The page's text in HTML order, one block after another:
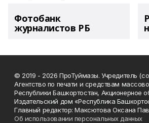
Фотобанк
журналистов РБ
© 2019 - 2026 ПроТуймазы. Учредитель
Агентство по печати и средствам
Республики Башкортостан, Акционерное
Издательский дом «Республика
Главный редактор: Максютова Оксана
Об использовании персональных данных